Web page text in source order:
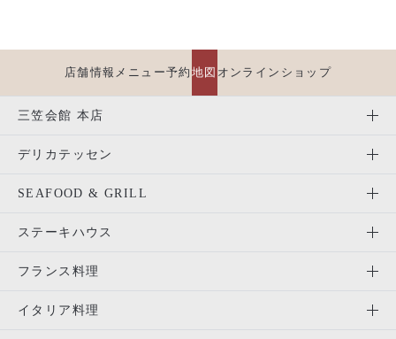
店舗情報 メニュー予約 地図 オンラインショップ
三笠会館 本店
デリカテッセン
SEAFOOD & GRILL
ステーキハウス
フランス料理
イタリア料理